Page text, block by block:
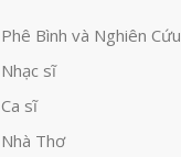
Phê Bình và Nghiên Cứu
Nhạc sĩ
Ca sĩ
Nhà Thơ